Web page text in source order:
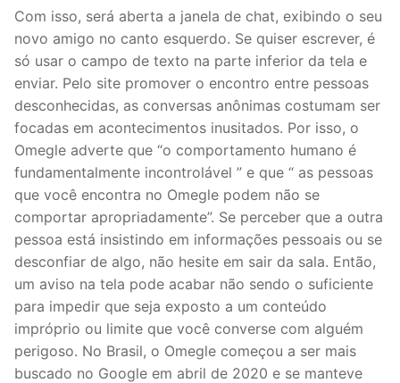
Com isso, será aberta a janela de chat, exibindo o seu
novo amigo no canto esquerdo. Se quiser escrever, é
só usar o campo de texto na parte inferior da tela e
enviar. Pelo site promover o encontro entre pessoas
desconhecidas, as conversas anônimas costumam ser
focadas em acontecimentos inusitados. Por isso, o
Omegle adverte que “o comportamento humano é
fundamentalmente incontrolável ” e que “ as pessoas
que você encontra no Omegle podem não se
comportar apropriadamente”. Se perceber que a outra
pessoa está insistindo em informações pessoais ou se
desconfiar de algo, não hesite em sair da sala. Então,
um aviso na tela pode acabar não sendo o suficiente
para impedir que seja exposto a um conteúdo
impróprio ou limite que você converse com alguém
perigoso. No Brasil, o Omegle começou a ser mais
buscado no Google em abril de 2020 e se manteve